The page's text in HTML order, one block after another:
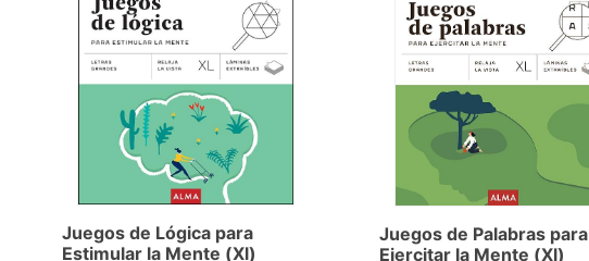
Juegos de Lógica para
Estimular la Mente (Xl)
Juegos de Palabras para
Ejercitar la Mente (Xl)